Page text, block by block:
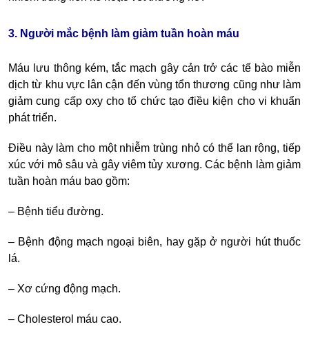
3. Người mắc bệnh làm giảm tuần hoàn máu
Máu lưu thông kém, tắc mạch gây cản trở các tế bào miễn
dịch từ khu vực lân cận đến vùng tổn thương cũng như làm
giảm cung cấp oxy cho tổ chức tạo điều kiện cho vi khuẩn
phát triển.
Điều này làm cho một nhiễm trùng nhỏ có thể lan rộng, tiếp
xúc với mô sâu và gây viêm tủy xương. Các bệnh làm giảm
tuần hoàn máu bao gồm:
– Bệnh tiểu đường.
– Bệnh động mạch ngoại biên, hay gặp ở người hút thuốc
lá.
– Xơ cứng động mạch.
– Cholesterol máu cao.